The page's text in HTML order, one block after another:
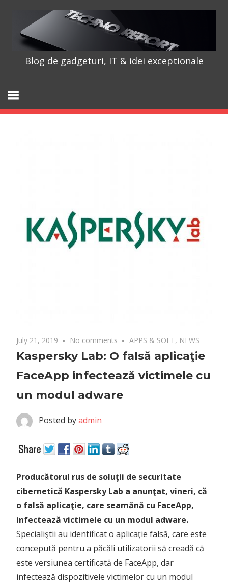
content
Blog de gadgeturi, IT & idei exceptionale
July 21, 2019 No comments APPS & SOFT, NEWS
Kaspersky Lab: O falsă aplicaţie
FaceApp infectează victimele cu
un modul adware
Posted byadmin
Producătorul rus de soluţii de securitate
cibernetică Kaspersky Lab a anunţat, vineri, că
o falsă aplicaţie, care seamănă cu FaceApp,
infectează victimele cu un modul adware.
Specialiştii au identificat o aplicaţie falsă, care este
concepută pentru a păcăli utilizatorii să creadă că
este versiunea certificată de FaceApp, dar
infectează dispozitivele victimelor cu un modul